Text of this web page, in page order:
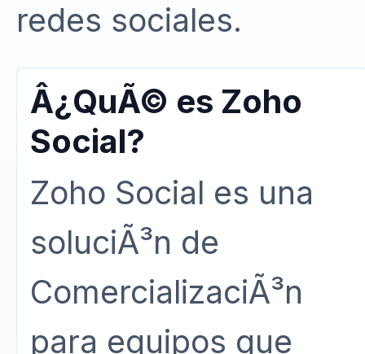
redes sociales.
Â¿QuÃ© es Zoho
Social?
Zoho Social es una
soluciÃ³n de
ComercializaciÃ³n
para equipos que